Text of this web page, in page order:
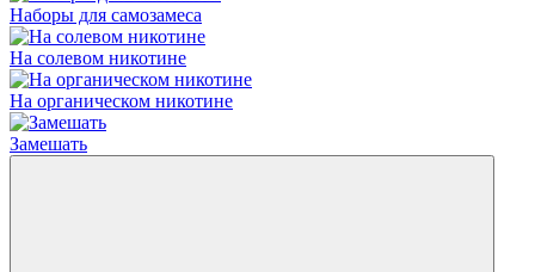
Наборы для самозамеса
На солевом никотине
На органическом никотине
Замешать